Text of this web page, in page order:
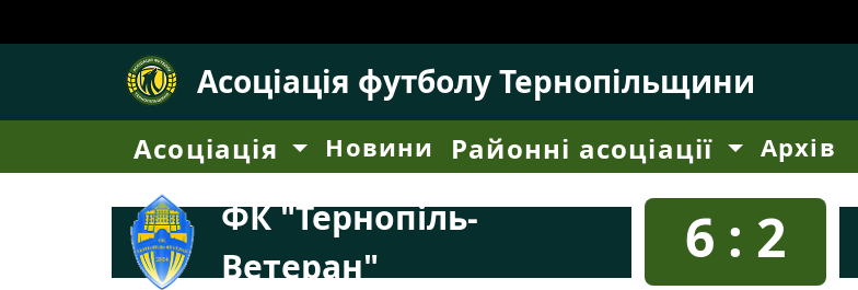
Асоціація футболу Тернопільщини
Асоціація Новини Районні асоціації Архів
ФК "Тернопіль-
Ветеран"
6 : 2